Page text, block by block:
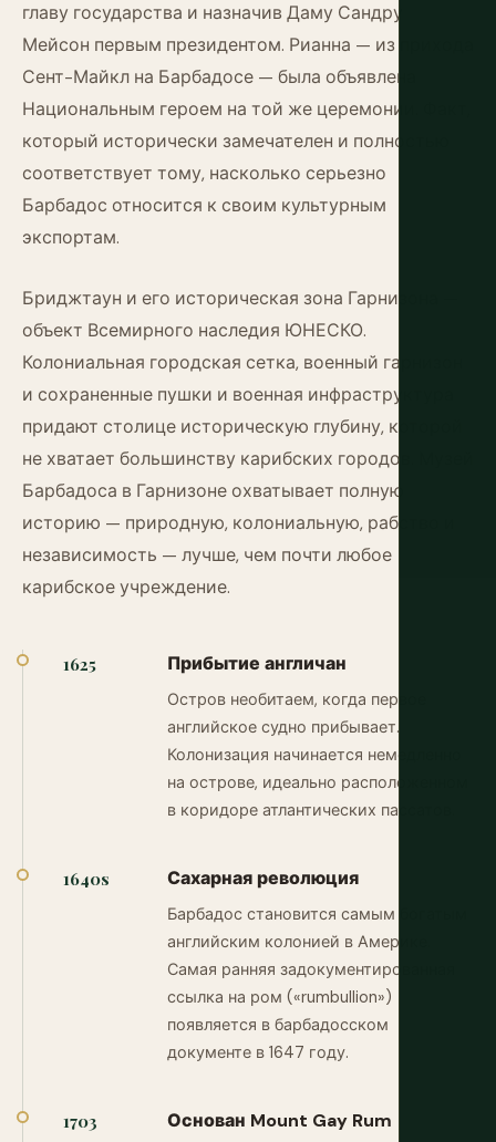
главу государства и назначив Даму Сандру
Мейсон первым президентом. Рианна — из прихода
Сент-Майкл на Барбадосе — была объявлена
Национальным героем на той же церемонии. Факт,
который исторически замечателен и полностью
соответствует тому, насколько серьезно
Барбадос относится к своим культурным
экспортам.
Бриджтаун и его историческая зона Гарнизона —
объект Всемирного наследия ЮНЕСКО.
Колониальная городская сетка, военный гарнизон
и сохраненные пушки и военная инфраструктура
придают столице историческую глубину, которой
не хватает большинству карибских городов. Музей
Барбадоса в Гарнизоне охватывает полную
историю — природную, колониальную, рабство и
независимость — лучше, чем почти любое
карибское учреждение.
1625 Прибытие англичан
Остров необитаем, когда первое
английское судно прибывает.
Колонизация начинается немедленно
на острове, идеально расположенном
в коридоре атлантических пассатов.
1640s Сахарная революция
Барбадос становится самым богатым
английским колонией в Америке.
Самая ранняя задокументированная
ссылка на ром («rumbullion»)
появляется в барбадосском
документе в 1647 году.
1703 Основан Mount Gay Rum